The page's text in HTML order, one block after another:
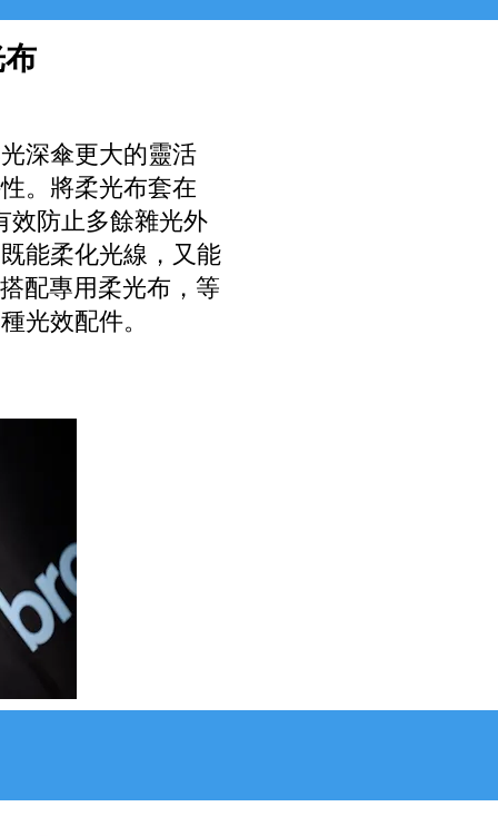
深傘更大的靈活
。將柔光布套在
效防止多餘雜光外
能柔化光線，又能
配專用柔光布，等
光效配件。